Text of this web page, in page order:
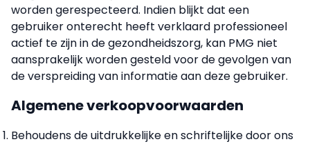
worden gerespecteerd. Indien blijkt dat een
gebruiker onterecht heeft verklaard professioneel
actief te zijn in de gezondheidszorg, kan PMG niet
aansprakelijk worden gesteld voor de gevolgen van
de verspreiding van informatie aan deze gebruiker.
Algemene verkoopvoorwaarden
Behoudens de uitdrukkelijke en schriftelijke door ons